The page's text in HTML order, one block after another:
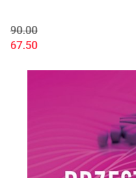
90.00
67.50